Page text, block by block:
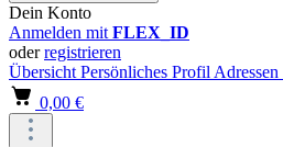
Dein Konto
Anmelden mit FLEX_ID
oderregistrieren
Übersicht Persönliches Profil Adressen
0,00 €